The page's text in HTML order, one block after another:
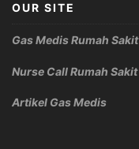
OUR SITE
Gas Medis Rumah Sakit
Nurse Call Rumah Sakit
Artikel Gas Medis